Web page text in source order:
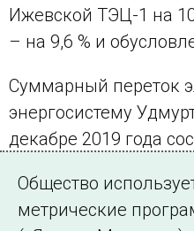
Ижевской ТЭЦ-1 на
– на 9,6 % и
Суммарный переток
энергосистему
декабре 2019 года
млн кВт·ч.
Общество
метрические